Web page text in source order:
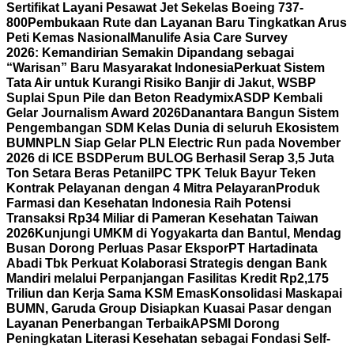
Sertifikat Layani Pesawat Jet Sekelas Boeing 737-
800Pembukaan Rute dan Layanan Baru Tingkatkan Arus
Peti Kemas Nasional Manulife Asia Care Survey
2026: Kemandirian Semakin Dipandang sebagai
“Warisan” Baru Masyarakat IndonesiaPerkuat Sistem
Tata Air untuk Kurangi Risiko Banjir di Jakut, WSBP
Suplai Spun Pile dan Beton ReadymixASDP Kembali
Gelar Journalism Award 2026Danantara Bangun Sistem
Pengembangan SDM Kelas Dunia di seluruh Ekosistem
BUMN PLN Siap Gelar PLN Electric Run pada November
2026 di ICE BSD Perum BULOG Berhasil Serap 3,5 Juta
Ton Setara Beras Petani IPC TPK Teluk Bayur Teken
Kontrak Pelayanan dengan 4 Mitra Pelayaran Produk
Farmasi dan Kesehatan Indonesia Raih Potensi
Transaksi Rp34 Miliar di Pameran Kesehatan Taiwan
2026Kunjungi UMKM di Yogyakarta dan Bantul, Mendag
Busan Dorong Perluas Pasar EksporPT Hartadinata
Abadi Tbk Perkuat Kolaborasi Strategis dengan Bank
Mandiri melalui Perpanjangan Fasilitas Kredit Rp2,175
Triliun dan Kerja Sama KSM EmasKonsolidasi Maskapai
BUMN, Garuda Group Disiapkan Kuasai Pasar dengan
Layanan Penerbangan TerbaikAPSMI Dorong
Peningkatan Literasi Kesehatan sebagai Fondasi Self-